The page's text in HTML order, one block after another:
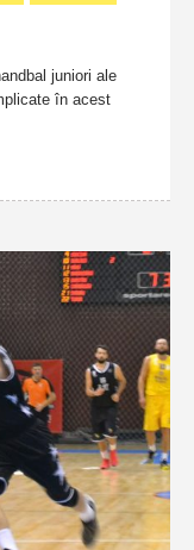
juniori ale
în acest